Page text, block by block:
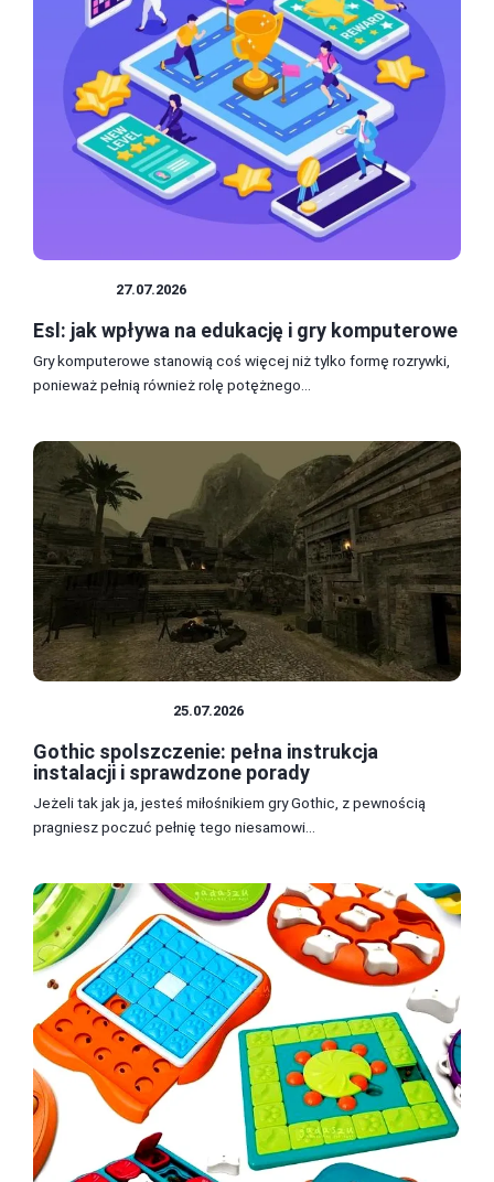
27.07.2026
Esl: jak wpływa na edukację i gry komputerowe
Gry komputerowe stanowią coś więcej niż tylko formę rozrywki,
ponieważ pełnią również rolę potężnego...
25.07.2026
Gothic spolszczenie: pełna instrukcja
instalacji i sprawdzone porady
Jeżeli tak jak ja, jesteś miłośnikiem gry Gothic, z pewnością
pragniesz poczuć pełnię tego niesamowi...